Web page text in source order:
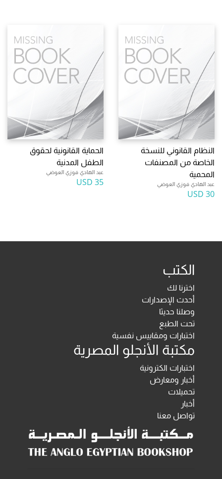
النظام القانوني للنسخة
الخاصة من المصنفات
المحمية
عبد الهادي فوزي العوضي
30 USD
الحماية القانونية لحقوق
الطفل المدنية
عبد الهادي فوزي العوضي
35 USD
الكتب
اخترنا لك
أحدث الإصدارات
وصلنا حديثا
تحت الطبع
اختبارات ومقاييس نفسية
مكتبة الأنجلو المصرية
اختبارات الكترونية
أخبار ومعارض
تحميلات
أخبار
تواصل معنا